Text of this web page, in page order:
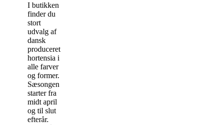
I butikken
finder du
stort
udvalg af
dansk
produceret
hortensia i
alle farver
og former.
Sæsongen
starter fra
midt april
og til slut
efterår.